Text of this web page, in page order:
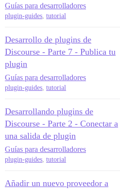
Guías para desarrolladores
plugin-guides, tutorial
Desarrollo de plugins de
Discourse - Parte 7 - Publica tu
plugin
Guías para desarrolladores
plugin-guides, tutorial
Desarrollando plugins de
Discourse - Parte 2 - Conectar a
una salida de plugin
Guías para desarrolladores
plugin-guides, tutorial
Añadir un nuevo proveedor a